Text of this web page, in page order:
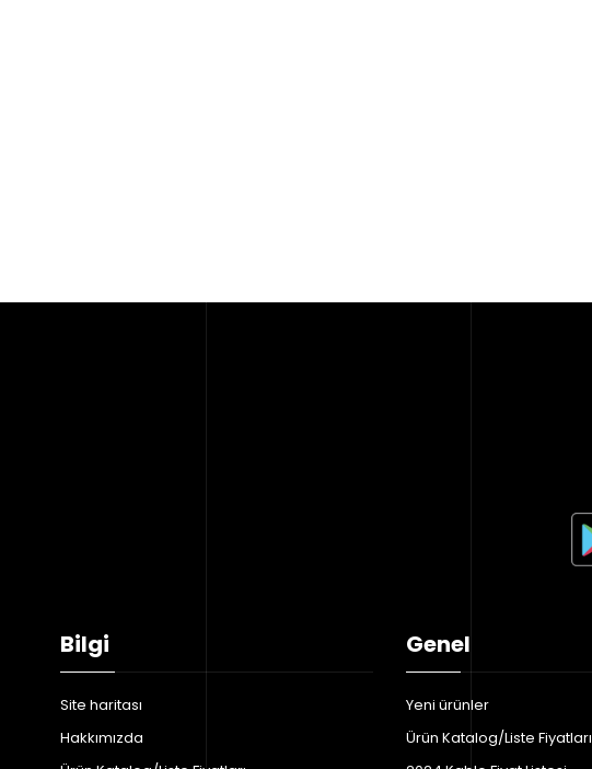
Bilgi
Site haritası
Hakkımızda
Genel
Yeni ürünler
Ürün Katalog/Liste Fiyatları